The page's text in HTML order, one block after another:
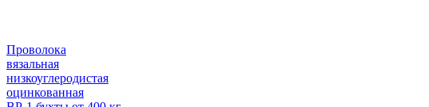
Проволока
вязальная
низкоуглеродистая
оцинкованная